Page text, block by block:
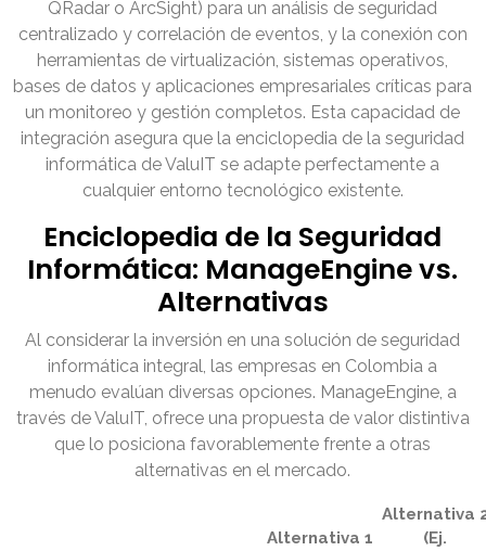
QRadar o ArcSight) para un análisis de seguridad
centralizado y correlación de eventos, y la conexión con
herramientas de virtualización, sistemas operativos,
bases de datos y aplicaciones empresariales críticas para
un monitoreo y gestión completos. Esta capacidad de
integración asegura que la enciclopedia de la seguridad
informática de ValuIT se adapte perfectamente a
cualquier entorno tecnológico existente.
Enciclopedia de la Seguridad
Informática: ManageEngine vs.
Alternativas
Al considerar la inversión en una solución de seguridad
informática integral, las empresas en Colombia a
menudo evalúan diversas opciones. ManageEngine, a
través de ValuIT, ofrece una propuesta de valor distintiva
que lo posiciona favorablemente frente a otras
alternativas en el mercado.
Alternativa 1
Alternativa
(Ej.